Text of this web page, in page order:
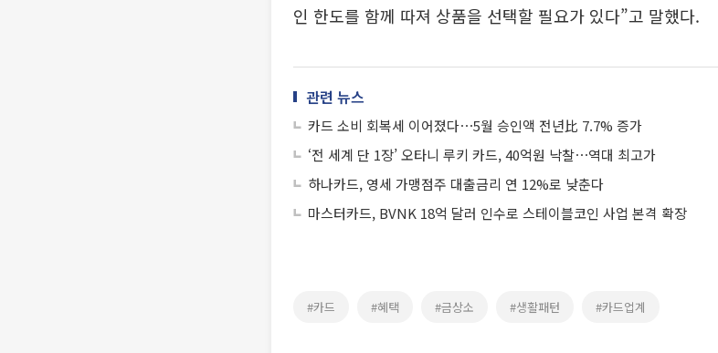
인 한도를 함께 따져 상품을 선택할 필요가 있다”고 말했다.
관련 뉴스
카드 소비 회복세 이어졌다⋯5월 승인액 전년比 7.7% 증가
‘전 세계 단 1장’ 오타니 루키 카드, 40억원 낙찰⋯역대 최고가
하나카드, 영세 가맹점주 대출금리 연 12%로 낮춘다
마스터카드, BVNK 18억 달러 인수로 스테이블코인 사업 본격 확장
#카드 #혜택 #금상소 #생활패턴 #카드업계